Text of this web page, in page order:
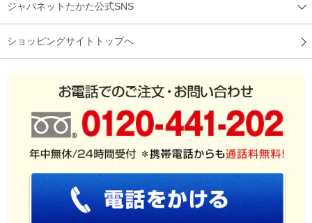
誰でも使いやすい。コンパクトで置き場にも困らないです。
（東京都50代S.A様）
焼き加減が絶妙でとても美味しく焼けます。
（三重県
ジャパネットたかた公式SNS
ショッピングサイトトップへ